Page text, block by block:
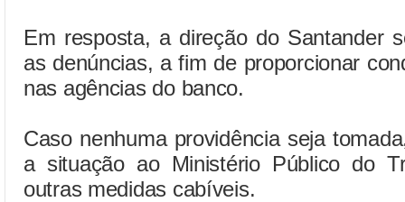
Em resposta, a direção do Santander
as denúncias, a fim de proporcionar
nas agências do banco.
Caso nenhuma providência seja
a situação ao Ministério Público do
outras medidas cabíveis.